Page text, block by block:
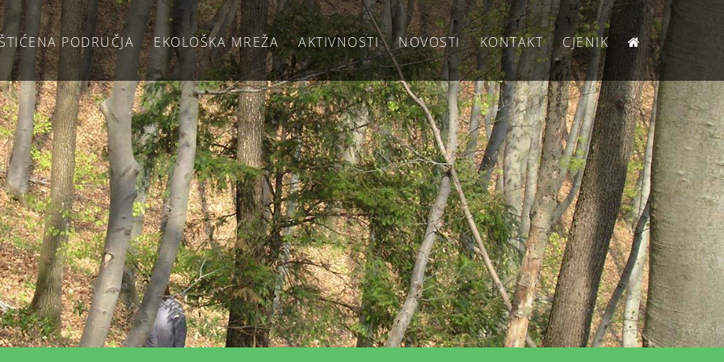
PODRUČJA EKOLOŠKA MREŽA AKTIVNOSTI NOVOSTI KONTAKT CJENIK